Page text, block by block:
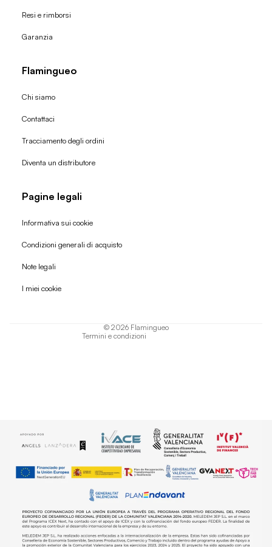
Resi e rimborsi
Garanzia
Flamingueo
Chi siamo
Contattaci
Tracciamento degli ordini
Diventa un distributore
Pagine legali
Informativa sui cookie
Condizioni generali di acquisto
Note legali
I miei cookie
© 2026 Flamingueo
Termini e condizioni
Politica di rimborso